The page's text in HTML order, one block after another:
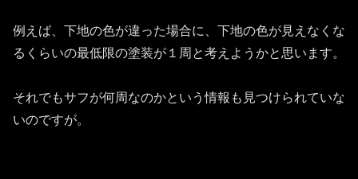
例えば、下地の色が違った場合に、下地の色が見えなくな
るくらいの最低限の塗装が１周と考えようかと思います。
それでもサフが何周なのかという情報も見つけられていな
いのですが。